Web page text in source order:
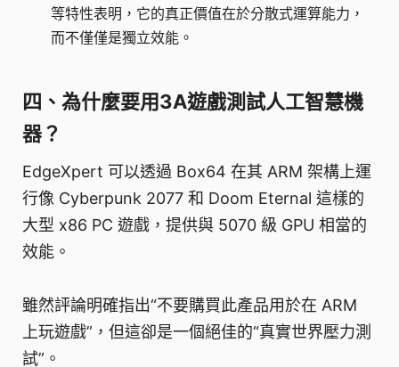
等特性表明，它的真正價值在於分散式運算能力，
而不僅僅是獨立效能。
四、為什麼要用3A遊戲測試人工智慧機
器？
EdgeXpert 可以透過 Box64 在其 ARM 架構上運
行像 Cyberpunk 2077 和 Doom Eternal 這樣的
大型 x86 PC 遊戲，提供與 5070 級 GPU 相當的
效能。
雖然評論明確指出“不要購買此產品用於在 ARM
上玩遊戲”，但這卻是一個絕佳的“真實世界壓力測
試”。